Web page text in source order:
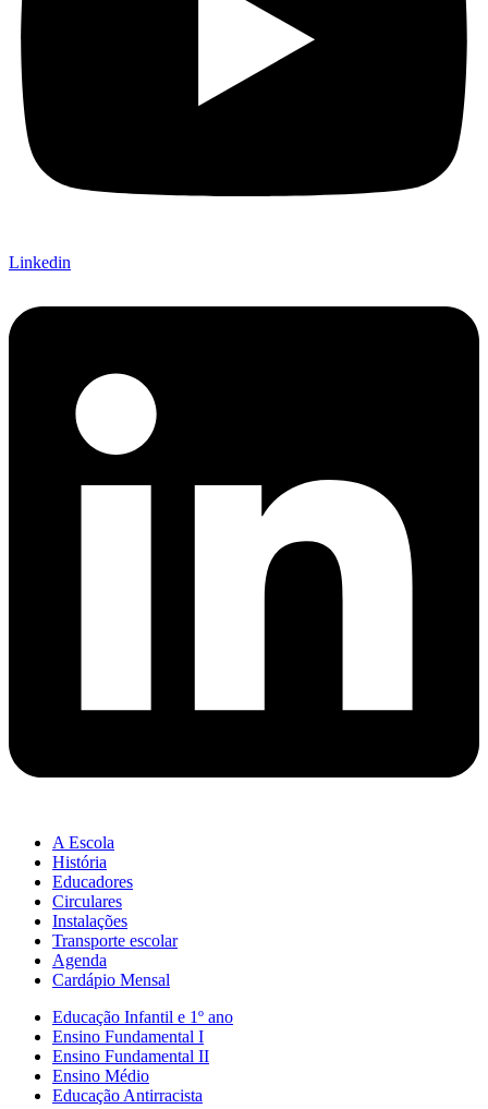
Linkedin
A Escola
História
Educadores
Circulares
Instalações
Transporte escolar
Agenda
Cardápio Mensal
Educação Infantil e 1º ano
Ensino Fundamental I
Ensino Fundamental II
Ensino Médio
Educação Antirracista